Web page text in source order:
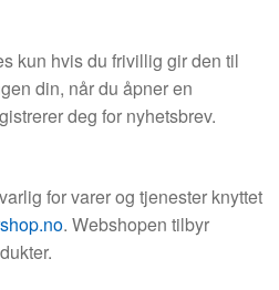
kun hvis du frivillig gir den til
din, når du åpner en
deg for nyhetsbrev.
for varer og tjenester knyttet
. Webshopen tilbyr